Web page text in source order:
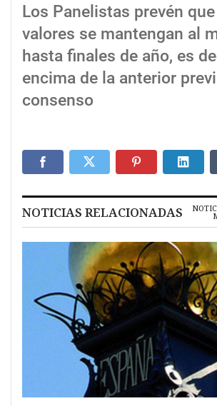
Los Panelistas prevén
valores se mantengan al
hasta finales de año, es
encima de la anterior
consenso
NOTICIAS RELACIONADAS